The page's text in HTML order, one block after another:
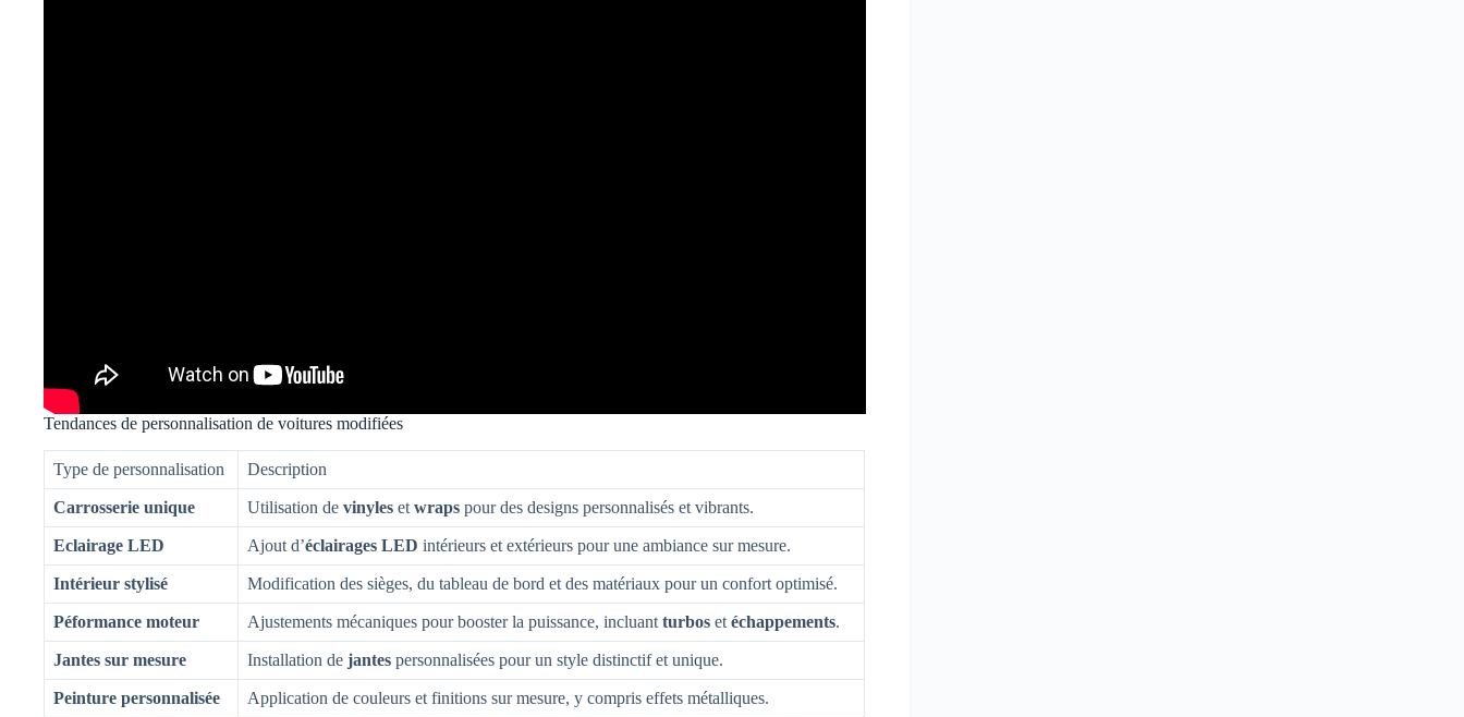
Tendances de personnalisation de voitures modifiées
Type de personnalisation Description
Carrosserie unique Utilisation de vinyles et wraps pour des designs personnalisés et vibrants.
Eclairage LED Ajout d’éclairages LED intérieurs et extérieurs pour une ambiance sur mesure.
Intérieur stylisé Modification des sièges, du tableau de bord et des matériaux pour un confort optimisé.
Péformance moteur Ajustements mécaniques pour booster la puissance, incluant turbos et échappements.
Jantes sur mesure Installation de jantes personnalisées pour un style distinctif et unique.
Peinture personnalisée
Application de couleurs et finitions sur mesure, y compris effets métalliques.